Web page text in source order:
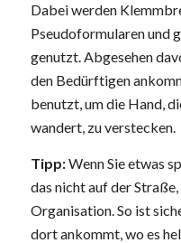
Dabei werden
Pseudoformularen und
genutzt. Abgesehen
den Bedürftigen
benutzt, um die Hand,
wandert, zu verstecken.
Tipp:Wenn Sie etwas
das nicht auf der
Organisation. So ist
dort ankommt, wo es